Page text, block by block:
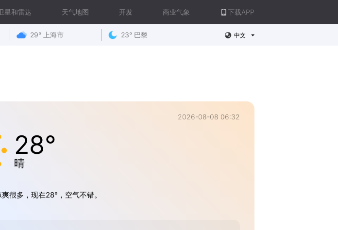
星和雷达 天气地图 开发 商业气象 下载APP
29° 上海市 23° 巴黎 中文
2026-08-08 06:32
28°
晴
很多，现在28°，空气不错。